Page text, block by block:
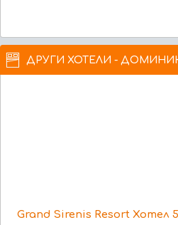
ДРУГИ ХОТЕЛИ -
Grand Sirenis Resort Хотел